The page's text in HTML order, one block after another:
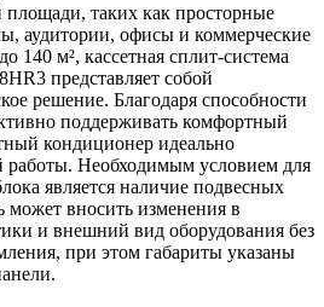
таких как просторные
аудитории, офисы и коммерческие
140 м², кассетная сплит-система
представляет собой
решение. Благодаря способности
поддерживать комфортный
кондиционер идеально
работы. Необходимым условием для
является наличие подвесных
может вносить изменения в
и внешний вид оборудования без
при этом габариты указаны